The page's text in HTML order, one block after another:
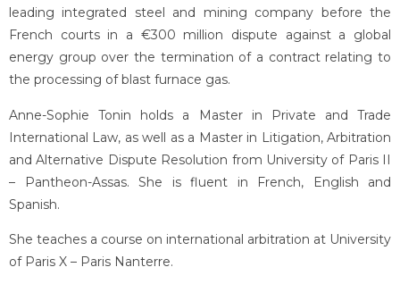
leading integrated steel and mining company before the
French courts in a €300 million dispute against a global
energy group over the termination of a contract relating to
the processing of blast furnace gas.
Anne-Sophie Tonin holds a Master in Private and Trade
International Law, as well as a Master in Litigation, Arbitration
and Alternative Dispute Resolution from University of Paris II
– Pantheon-Assas. She is fluent in French, English and
Spanish.
She teaches a course on international arbitration at University
of Paris X – Paris Nanterre.